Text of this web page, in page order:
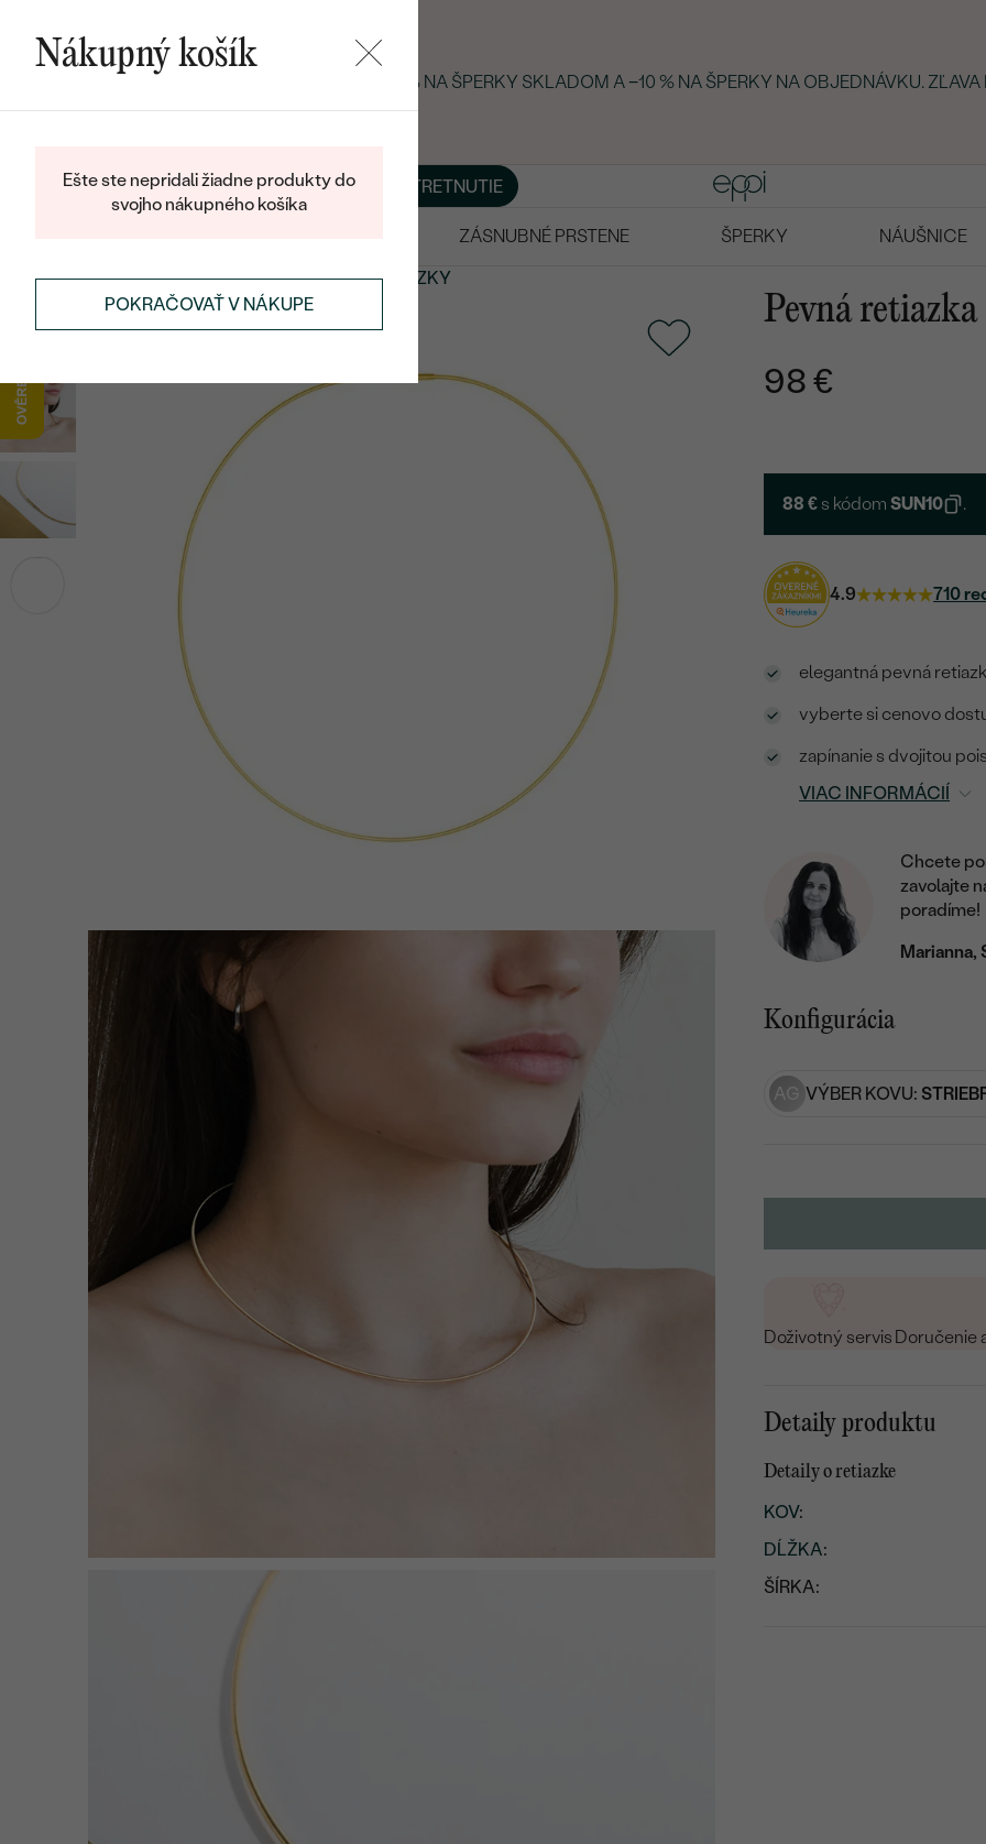
LETNÝ BLACK FRIDAY: −25 % NA ŠPERKY SKLADOM A −10 % NA ŠPERKY NA OBJEDNÁVKU.
BLOGŠPERKY NA MIERU DOHODNÚŤ STRETNUTIE
ZÁSNUBNÉ PRSTENE ŠPERKY NÁUŠNICE
PRÍVESKY A NÁHRDELNÍKYRETIAZKYZLATÉ RETIAZKY
Pevná
98 €
88 € s kódomSUN10 .
4.9 710
elegantná pevná
vyberte si cenovo
zapínanie s dvojitou
VIAC INFORMÁCIÍ
Chcete
zavolajte
poradíme!
Marianna,
Konfigurácia
AG VÝBER KOVU:
Doživotný servis Doručenie
Detaily produktu
Detaily o retiazke
KOV:
DĹŽKA:
ŠÍRKA:
Nákupný košík
Ešte ste nepridali žiadne produkty do
svojho nákupného košíka
POKRAČOVAŤ V NÁKUPE